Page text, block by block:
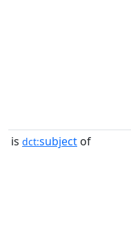
is dct:subject of